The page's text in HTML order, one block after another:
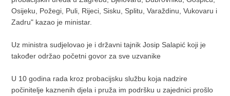
Osijeku, Požegi, Puli, Rijeci, Sisku, Splitu, Varaždinu, Vukovaru i
Zadru" kazao je ministar.
Uz ministra sudjelovao je i državni tajnik Josip Salapić koji je
također održao početni govor za sve uzvanike
U 10 godina rada kroz probacijsku službu koja nadzire
počinitelje kaznenih djela i pruža im podršku u zajednici prošlo